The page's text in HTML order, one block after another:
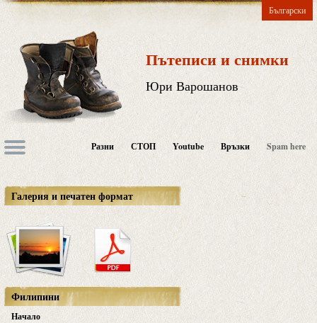
Български
Пътеписи и снимки
Юри Варошанов
Разни СТОП Youtube Връзки Spam here
Галерия и печатен формат
Филипини
Начало